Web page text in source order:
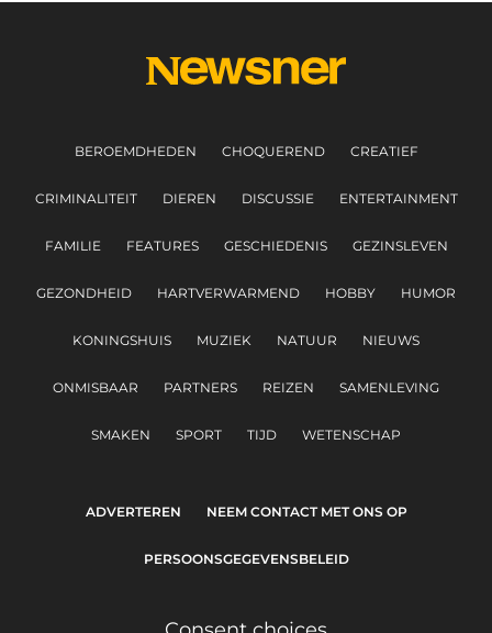
BEROEMDHEDEN CHOQUEREND CREATIEF
CRIMINALITEIT DIEREN DISCUSSIE ENTERTAINMENT
FAMILIE FEATURES GESCHIEDENIS GEZINSLEVEN
GEZONDHEID HARTVERWARMEND HOBBY HUMOR
KONINGSHUIS MUZIEK NATUUR NIEUWS
ONMISBAAR PARTNERS REIZEN SAMENLEVING
SMAKEN SPORT TIJD WETENSCHAP
ADVERTEREN NEEM CONTACT MET ONS OP
PERSOONSGEGEVENSBELEID